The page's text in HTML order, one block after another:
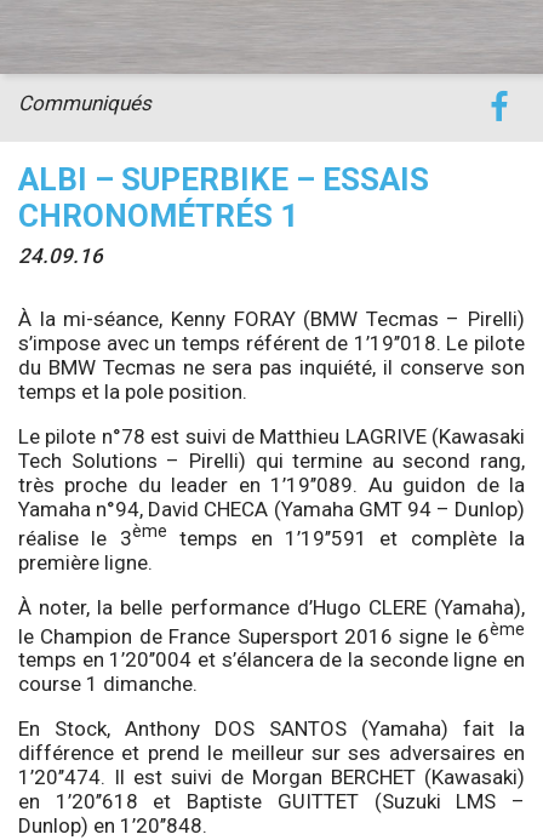
ALBI – SUPERBIKE – ESSAIS
CHRONOMÉTRÉS 1
24.09.16
Communiqués
À la mi-séance, Kenny FORAY (BMW Tecmas – Pirelli)
s’impose avec un temps référent de 1’19’’018. Le pilote
du BMW Tecmas ne sera pas inquiété, il conserve son
temps et la pole position.
Le pilote n°78 est suivi de Matthieu LAGRIVE (Kawasaki
Tech Solutions – Pirelli) qui termine au second rang,
très proche du leader en 1’19’’089. Au guidon de la
Yamaha n°94, David CHECA (Yamaha GMT 94 – Dunlop)
réalise le 3ème
temps en 1’19’’591 et complète la
première ligne.
À noter, la belle performance d’Hugo CLERE (Yamaha),
le Champion de France Supersport 2016 signe le 6ème
temps en 1’20’’004 et s’élancera de la seconde ligne en
course 1 dimanche.
En Stock, Anthony DOS SANTOS (Yamaha) fait la
différence et prend le meilleur sur ses adversaires en
1’20’’474. Il est suivi de Morgan BERCHET (Kawasaki)
en 1’20’’618 et Baptiste GUITTET (Suzuki LMS –
Dunlop) en 1’20’’848.